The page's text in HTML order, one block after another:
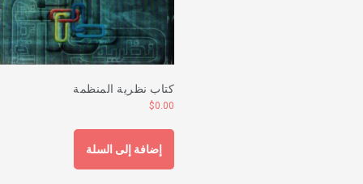
كتاب نظرية المنظمة
$0.00
إضافة إلى السلة